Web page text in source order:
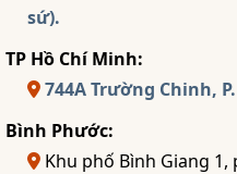
sứ).
TP Hồ Chí Minh:
744A Trường Chinh,
Bình Phước:
Khu phố Bình Giang 1,